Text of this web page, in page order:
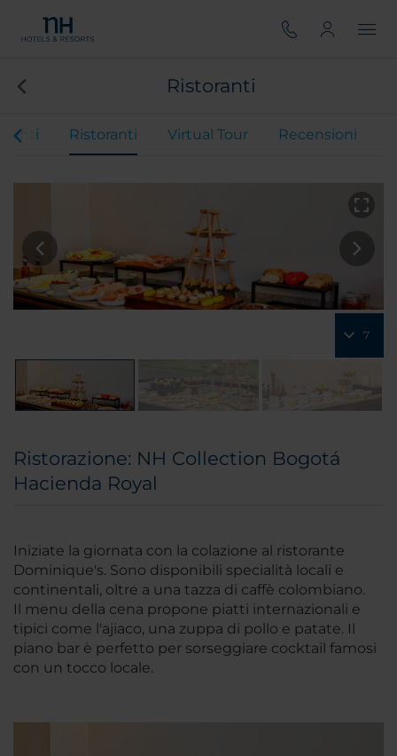
Ristoranti
Ristoranti Virtual Tour Recensioni
7
Ristorazione: NH Collection Bogotá
Hacienda Royal
Iniziate la giornata con la colazione al ristorante
Dominique's. Sono disponibili specialità locali e
continentali, oltre a una tazza di caffè colombiano.
Il menu della cena propone piatti internazionali e
tipici come l'ajiaco, una zuppa di pollo e patate. Il
piano bar è perfetto per sorseggiare cocktail famosi
con un tocco locale.